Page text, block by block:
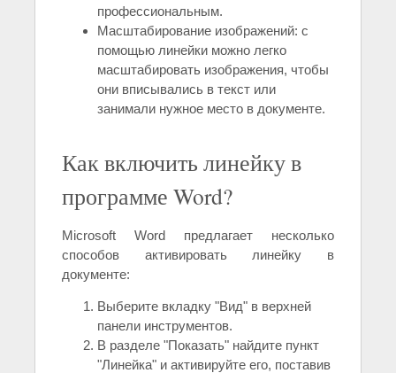
профессиональным.
Масштабирование изображений: с
помощью линейки можно легко
масштабировать изображения, чтобы
они вписывались в текст или
занимали нужное место в документе.
Как включить линейку в
программе Word?
Microsoft Word предлагает несколько
способов активировать линейку в
документе:
Выберите вкладку "Вид" в верхней
панели инструментов.
В разделе "Показать" найдите пункт
"Линейка" и активируйте его, поставив